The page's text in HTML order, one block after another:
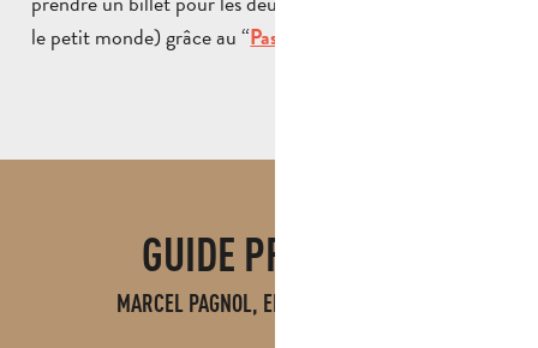
le petit monde) grâce au “Pass 2 musées
GUIDE PRATIQUE
MARCEL PAGNOL, ENFANT D'AUBAGNE